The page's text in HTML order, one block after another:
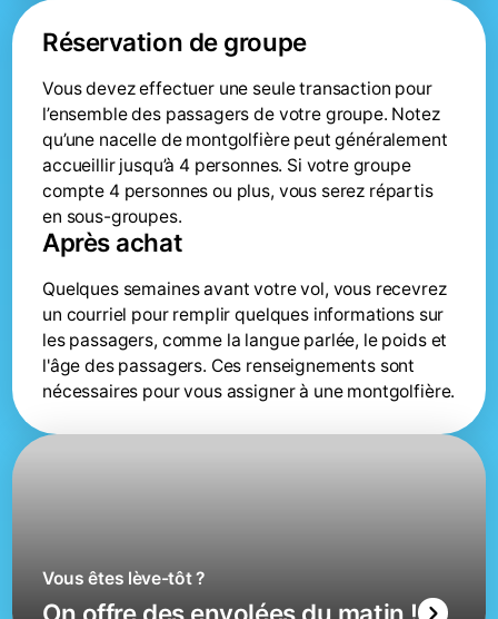
Réservation de groupe
Vous devez effectuer une seule transaction pour
l’ensemble des passagers de votre groupe. Notez
qu’une nacelle de montgolfière peut généralement
accueillir jusqu’à 4 personnes. Si votre groupe
compte 4 personnes ou plus, vous serez répartis
en sous-groupes.
Après achat
‍Quelques semaines avant votre vol, vous recevrez
un courriel pour remplir quelques informations sur
les passagers, comme la langue parlée, le poids et
l'âge des passagers. Ces renseignements sont
nécessaires pour vous assigner à une montgolfière.
Vous êtes lève-tôt ?
On offre des envolées du matin !